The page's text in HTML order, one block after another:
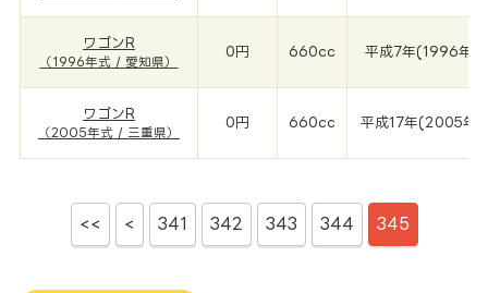
ワゴンR
（1996年式 / 愛知県）
0円 660cc 平成7年(1996年)
ワゴンR
（2005年式 / 三重県）
0円 660cc 平成17年(2005年)
<< < 341 342 343 344 345